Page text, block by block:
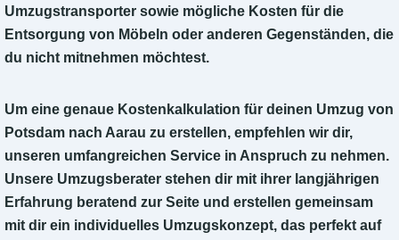
Umzugstransporter sowie mögliche Kosten für die
Entsorgung von Möbeln oder anderen Gegenständen, die
du nicht mitnehmen möchtest.
Um eine genaue Kostenkalkulation für deinen Umzug von
Potsdam nach Aarau zu erstellen, empfehlen wir dir,
unseren umfangreichen Service in Anspruch zu nehmen.
Unsere Umzugsberater stehen dir mit ihrer langjährigen
Erfahrung beratend zur Seite und erstellen gemeinsam
mit dir ein individuelles Umzugskonzept, das perfekt auf